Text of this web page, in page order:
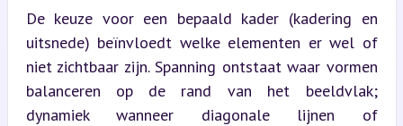
De keuze voor een bepaald kader (kadering en
uitsnede) beïnvloedt welke elementen er wel of
niet zichtbaar zijn. Spanning ontstaat waar vormen
balanceren op de rand van het beeldvlak;
dynamiek wanneer diagonale lijnen of